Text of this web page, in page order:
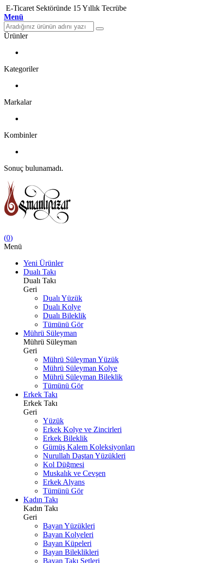
E-Ticaret Sektöründe 15 Yıllık Tecrübe
Menü
Ürünler
Kategoriler
Markalar
Kombinler
Sonuç bulunamadı.
(0)
Menü
Yeni Ürünler
Dualı Takı
Dualı Takı
Geri
Dualı Yüzük
Dualı Kolye
Dualı Bileklik
Tümünü Gör
Mührü Süleyman
Mührü Süleyman
Geri
Mührü Süleyman Yüzük
Mührü Süleyman Kolye
Mührü Süleyman Bileklik
Tümünü Gör
Erkek Takı
Erkek Takı
Geri
Yüzük
Erkek Kolye ve Zincirleri
Erkek Bileklik
Gümüş Kalem Koleksiyonları
Nurullah Daştan Yüzükleri
Kol Düğmesi
Muskalık ve Cevşen
Erkek Alyans
Tümünü Gör
Kadın Takı
Kadın Takı
Geri
Bayan Yüzükleri
Bayan Kolyeleri
Bayan Küpeleri
Bayan Bileklikleri
Bayan Takı Setleri